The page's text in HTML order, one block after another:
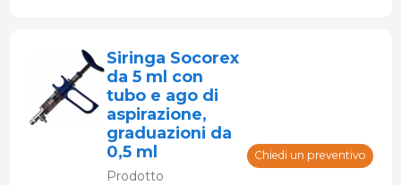
Siringa Socorex
da 5 ml con
tubo e ago di
aspirazione,
graduazioni da
0,5 ml
Prodotto
Chiedi un preventivo